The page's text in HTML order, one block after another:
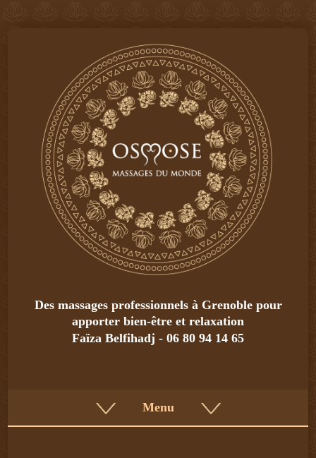
Des massages professionnels à Grenoble pour
apporter bien-être et relaxation
Faïza Belfihadj - 06 80 94 14 65
Menu